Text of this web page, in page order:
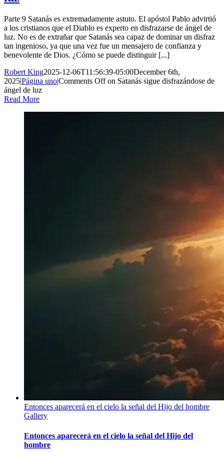
Parte 9 Satanás es extremadamente astuto. El apóstol Pablo advirtió
a los cristianos que el Diablo es experto en disfrazarse de ángel de
luz. No es de extrañar que Satanás sea capaz de dominar un disfraz
tan ingenioso, ya que una vez fue un mensajero de confianza y
benevolente de Dios. ¿Cómo se puede distinguir [...]
Robert King2025-12-06T11:56:39-05:00December 6th,
2025|Página uno|Comments Offon Satanás sigue disfrazándose de
ángel de luz
Read More
Entonces aparecerá en el cielo la señal del Hijo del hombre
Gallery
Entonces aparecerá en el cielo la señal del Hijo del
hombre